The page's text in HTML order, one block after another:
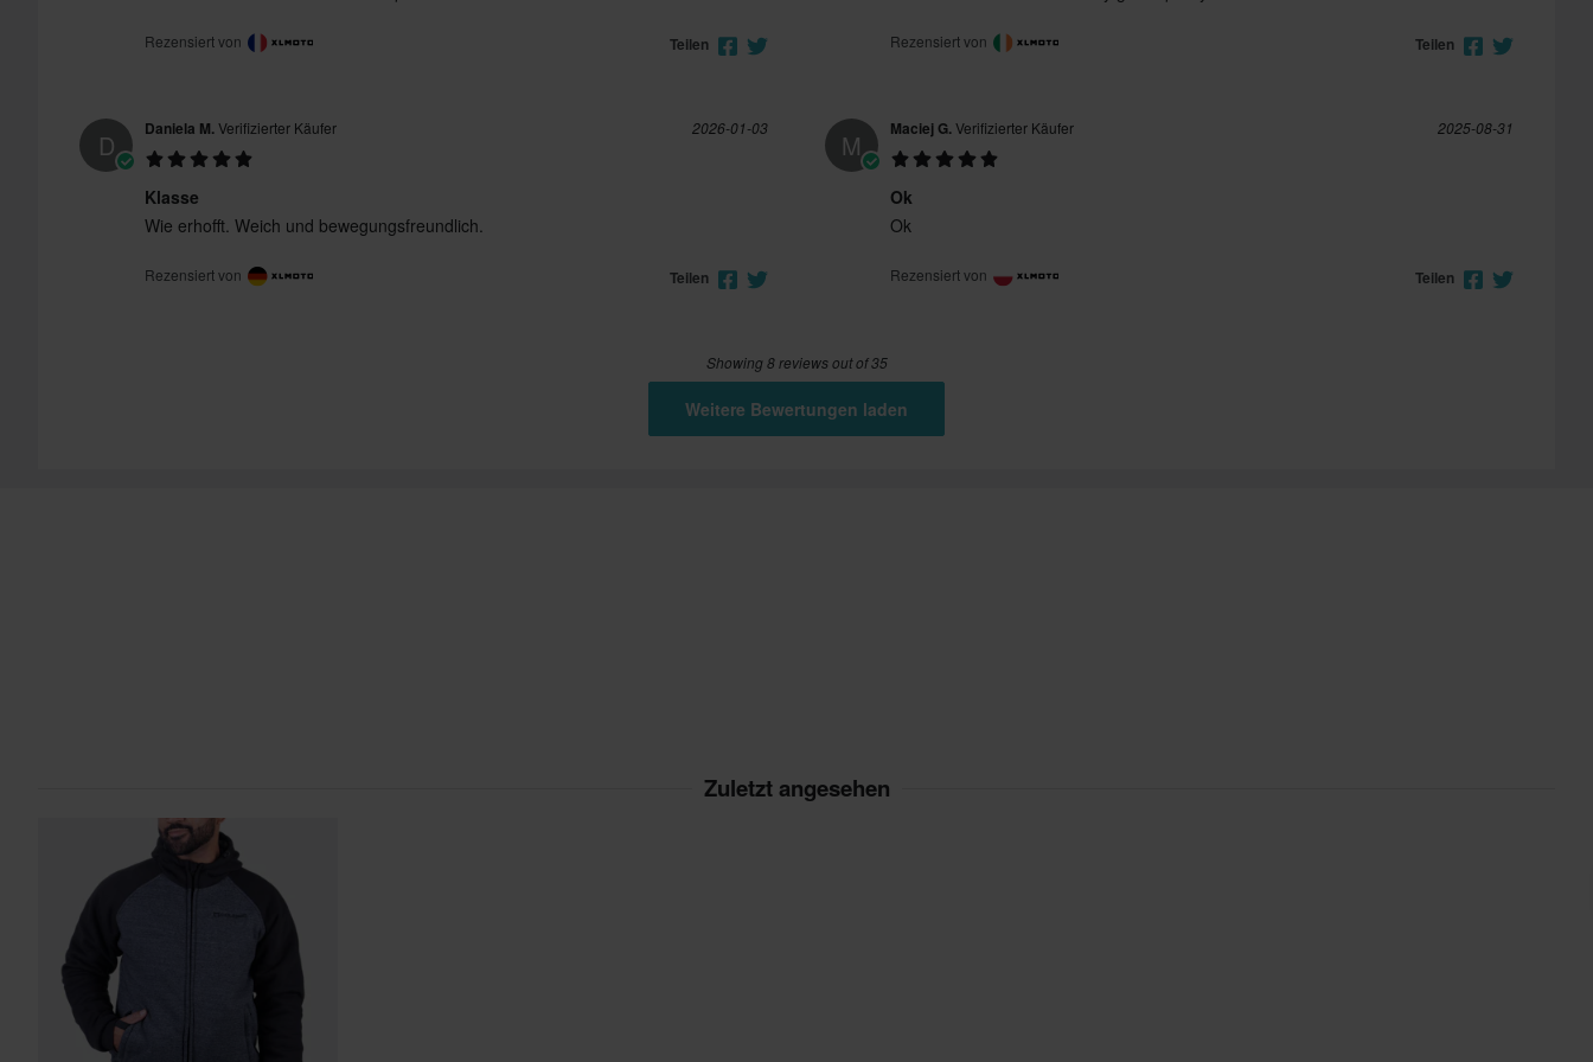
Rezensiert von Teilen Rezensiert von Teilen
D Daniela M.Verifizierter Käufer 2026-01-03
Klasse
Wie erhofft. Weich und bewegungsfreundlich.
Rezensiert von Teilen
M Maciej G.Verifizierter Käufer 2025-08-31
Ok
Ok
Rezensiert von Teilen
Showing 8 reviews out of 35
Weitere Bewertungen laden
Zuletzt angesehen